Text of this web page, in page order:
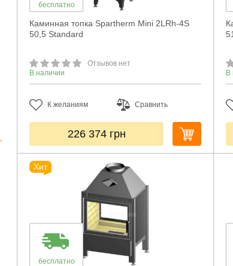
бесплатно
Каминная топка Spartherm Mini 2LRh-4S
50,5 Standard
Отзывов нет
В наличии
К желаниям Сравнить
226 374 грн
В
Хит
бесплатно